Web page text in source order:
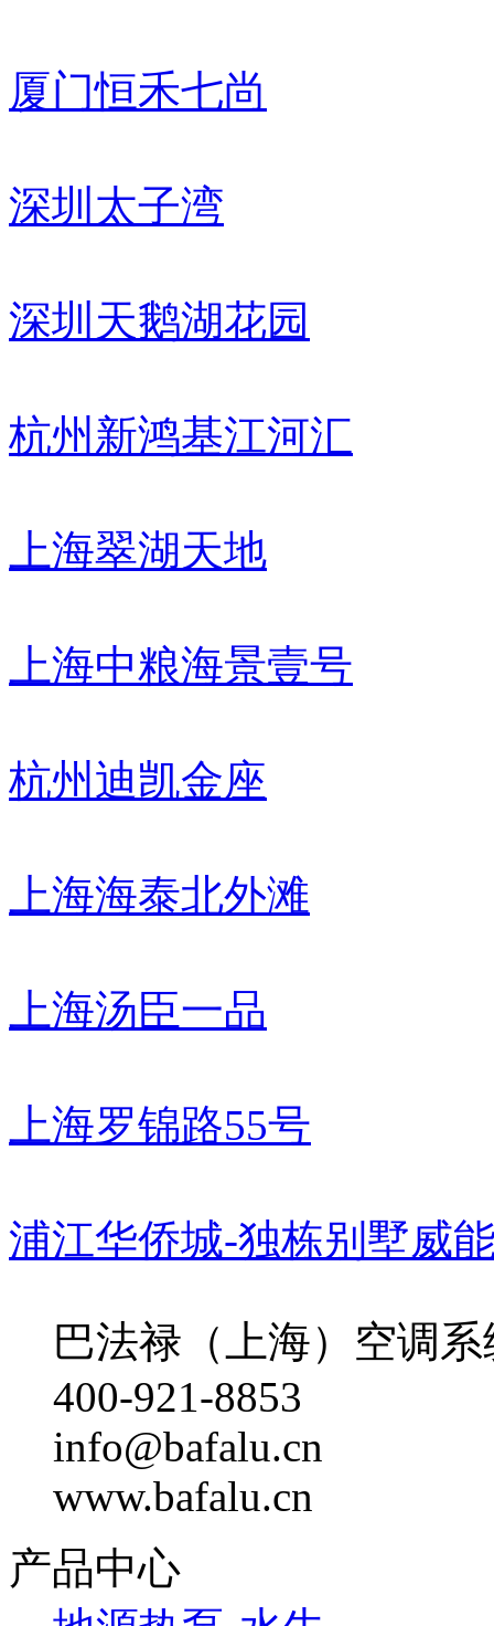
厦门恒禾七尚
深圳太子湾
深圳天鹅湖花园
杭州新鸿基江河汇
上海翠湖天地
上海中粮海景壹号
杭州迪凯金座
上海海泰北外滩
上海汤臣一品
上海罗锦路55号
浦江华侨城-独栋别墅威
巴法禄（上海）空调
400-921-8853
info@bafalu.cn
www.bafalu.cn
产品中心